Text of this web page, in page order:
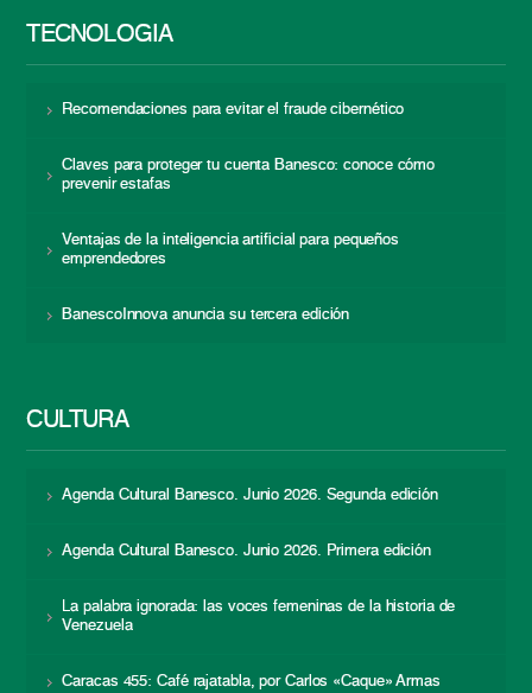
TECNOLOGÍA
Recomendaciones para evitar el fraude cibernético
Claves para proteger tu cuenta Banesco: conoce cómo
prevenir estafas
Ventajas de la inteligencia artificial para pequeños
emprendedores
BanescoInnova anuncia su tercera edición
CULTURA
Agenda Cultural Banesco. Junio 2026. Segunda edición
Agenda Cultural Banesco. Junio 2026. Primera edición
La palabra ignorada: las voces femeninas de la historia de
Venezuela
Caracas 455: Café rajatabla, por Carlos «Caque» Armas